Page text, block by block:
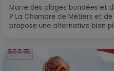
Marre des plages bondées et
? La Chambre de Métiers et
propose une alternative bien